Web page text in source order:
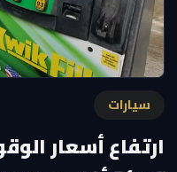
سيارات
ارتفاع أسعار